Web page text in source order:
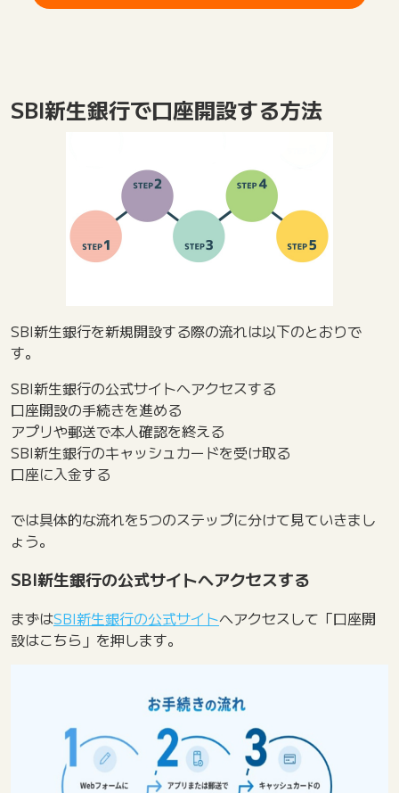
SBI新生銀行で口座開設する方法
SBI新生銀行を新規開設する際の流れは以下のとおりで
す。
SBI新生銀行の公式サイトへアクセスする
口座開設の手続きを進める
アプリや郵送で本人確認を終える
SBI新生銀行のキャッシュカードを受け取る
口座に入金する
では具体的な流れを5つのステップに分けて見ていきまし
ょう。
SBI新生銀行の公式サイトへアクセスする
まずはSBI新生銀行の公式サイトへアクセスして「口座開
設はこちら」を押します。